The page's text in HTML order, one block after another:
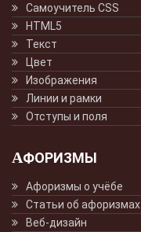
Самоучитель CSS
HTML5
Текст
Цвет
Изображения
Линии и рамки
Отступы и поля
АФОРИЗМЫ
Афоризмы о учёбе
Статьи об афоризмах
Веб-дизайн